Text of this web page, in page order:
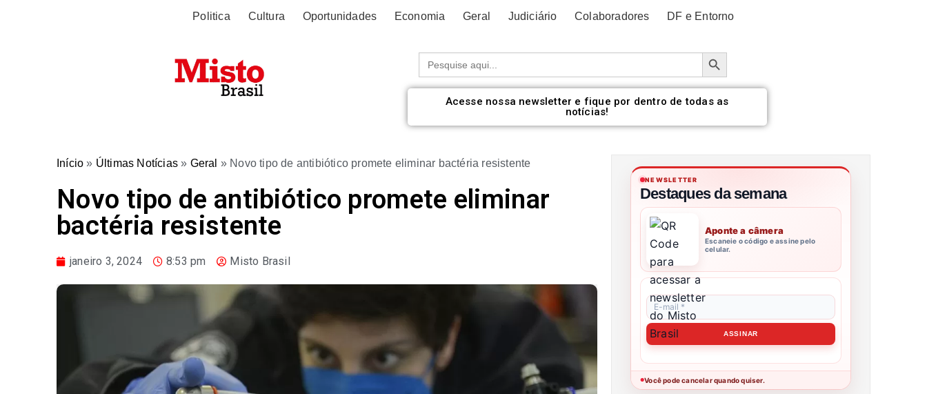
Politica Cultura Oportunidades Economia Geral Judiciário Colaboradores DF e Entorno
Procurar: Botão de pesquisa
Acesse nossa newsletter e fique por dentro de todas as
notícias!
Início » Últimas Notícias » Geral » Novo tipo de antibiótico promete eliminar bactéria resistente
Novo tipo de antibiótico promete eliminar
bactéria resistente
janeiro 3, 2024 8:53 pm Misto Brasil
NEWSLETTER
Destaques da semana
Aponte a câmera
Escaneie o código e assine pelo
celular.
●Você pode cancelar quando quiser.